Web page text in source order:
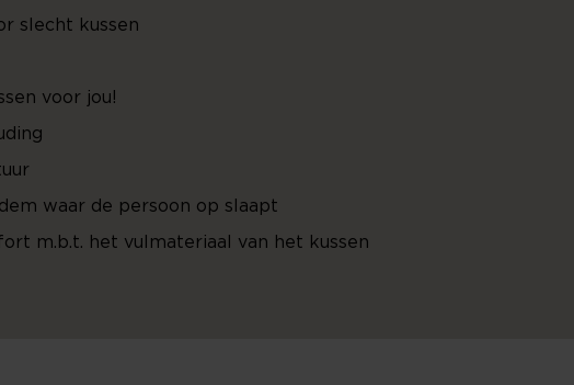
slecht kussen
voor jou!
waar de persoon op slaapt
m.b.t. het vulmateriaal van het kussen